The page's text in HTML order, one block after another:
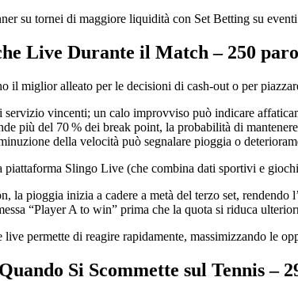
su tornei di maggiore liquidità con Set Betting su
Live Durante il Match – 250
il miglior alleato per le decisioni di cash‑out o per
servizio vincenti; un calo improvviso può indicare
più del 70 % dei break point, la probabilità di
della velocità può segnalare pioggia o
Slingo Live (che combina dati sportivi e
la pioggia inizia a cadere a metà del terzo set,
“Player A to win” prima che la quota si riduca
live permette di reagire rapidamente, massimizzando le
Si Scommette sul Tennis –